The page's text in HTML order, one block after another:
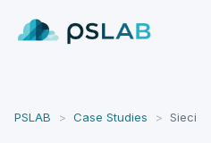
PSLAB > Case Studies > Sieci